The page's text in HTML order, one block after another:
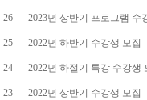
26 2023년 상반기 프로그램 수
25 2022년 하반기 수강생 모집
24 2022년 하절기 특강 수강생
23 2022년 상반기 수강생 모집